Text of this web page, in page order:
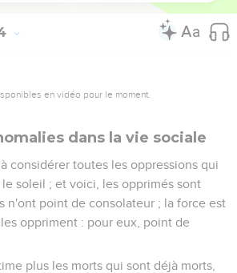
en vidéo pour le moment.
dans la vie sociale
considérer toutes les oppressions qui
soleil ; et voici, les opprimés sont
n'ont point de consolateur ; la force est
oppriment : pour eux, point de
plus les morts qui sont déjà morts,